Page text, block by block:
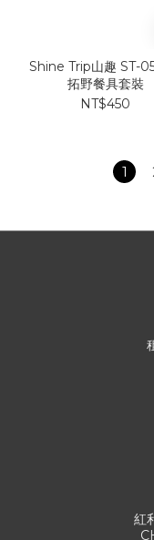
Shine Trip山趣 ST-
拓野餐具套裝
NT$450
1
紅